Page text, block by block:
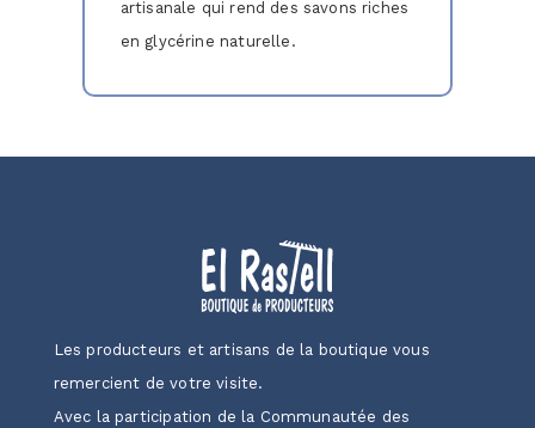
artisanale qui rend des savons riches
en glycérine naturelle.
Les producteurs et artisans de la boutique vous
remercient de votre visite.
Avec la participation de la Communautée des